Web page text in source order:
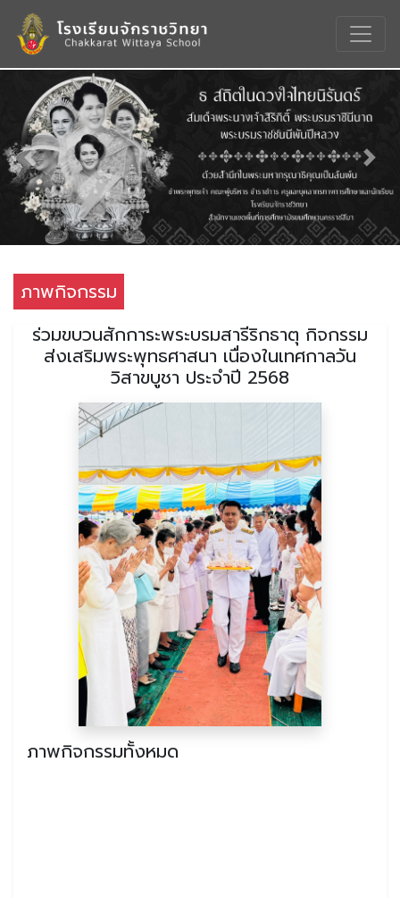
Previous Next
ภาพกิจกรรม
ร่วมขบวนสักการะพระบรมสารีริกธาตุ กิจกรรม
ส่งเสริมพระพุทธศาสนา เนื่องในเทศกาลวัน
วิสาขบูชา ประจำปี 2568
ภาพกิจกรรมทั้งหมด